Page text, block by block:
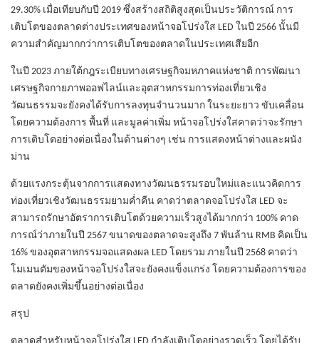
29.30% เมื่อเทียบกับปี 2019 ซึ่งสร้างสถิติสูงสุดเป็นประวัติการณ์ การ
เติบโตของตลาดต่างประเทศของหน้าจอโปร่งใส LED ในปี 2566 นั้นมี
ความสำคัญมากกว่าการเติบโตของตลาดในประเทศเสียอีก
ในปี 2023 ภายใต้กฎระเบียบทางเศรษฐกิจมหภาคแห่งชาติ การพัฒนา
เศรษฐกิจกายภาพออฟไลน์และอุตสาหกรรมการท่องเที่ยวเชิง
วัฒนธรรมจะยังคงได้รับการลงทุนจำนวนมาก ในระยะยาว ขับเคลื่อน
โดยความต้องการ พื้นที่ และมูลค่าเพิ่ม หน้าจอโปร่งใสคาดว่าจะรักษา
การเติบโตอย่างต่อเนื่องในด้านต่างๆ เช่น การแสดงหน้าต่างและผนัง
ม่าน
ด้วยแรงกระตุ้นจากการแสดงทางวัฒนธรรมรอบใหม่และแนวคิดการ
ท่องเที่ยวเชิงวัฒนธรรมยามค่ำคืน คาดว่าตลาดจอโปร่งใส LED จะ
สามารถรักษาอัตราการเติบโตด้วยความเร็วสูงได้มากกว่า 100% คาด
การณ์ว่าภายในปี 2567 ขนาดของตลาดจะสูงถึง 7 พันล้าน RMB คิดเป็น
16% ของอุตสาหกรรมจอแสดงผล LED โดยรวม ภายในปี 2568 คาดว่า
โมเมนตัมของหน้าจอโปร่งใสจะยังคงแข็งแกร่ง โดยความต้องการของ
ตลาดยังคงเพิ่มขึ้นอย่างต่อเนื่อง
สรุป